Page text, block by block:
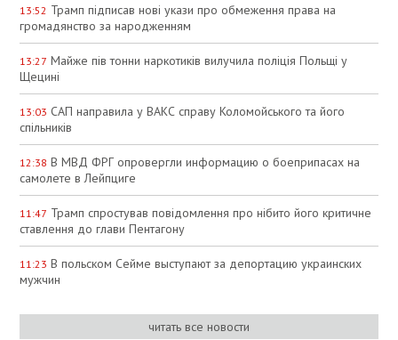
13:52 Трамп підписав нові укази про обмеження права на
громадянство за народженням
13:27 Майже пів тонни наркотиків вилучила поліція Польщі у
Щецині
13:03 САП направила у ВАКС справу Коломойського та його
спільників
12:38 В МВД ФРГ опровергли информацию о боеприпасах на
самолете в Лейпциге
11:47 Трамп спростував повідомлення про нібито його критичне
ставлення до глави Пентагону
11:23 В польском Сейме выступают за депортацию украинских
мужчин
читать все новости